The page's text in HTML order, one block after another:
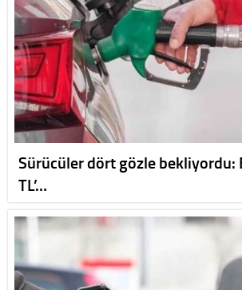
Sürücüler dört gözle bekliyordu:
TL’…